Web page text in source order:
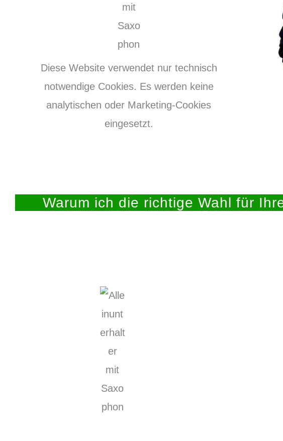
Diese Website verwendet nur technisch
notwendige Cookies. Es werden keine
analytischen oder Marketing-Cookies
eingesetzt.
Warum ich die richtige Wahl für